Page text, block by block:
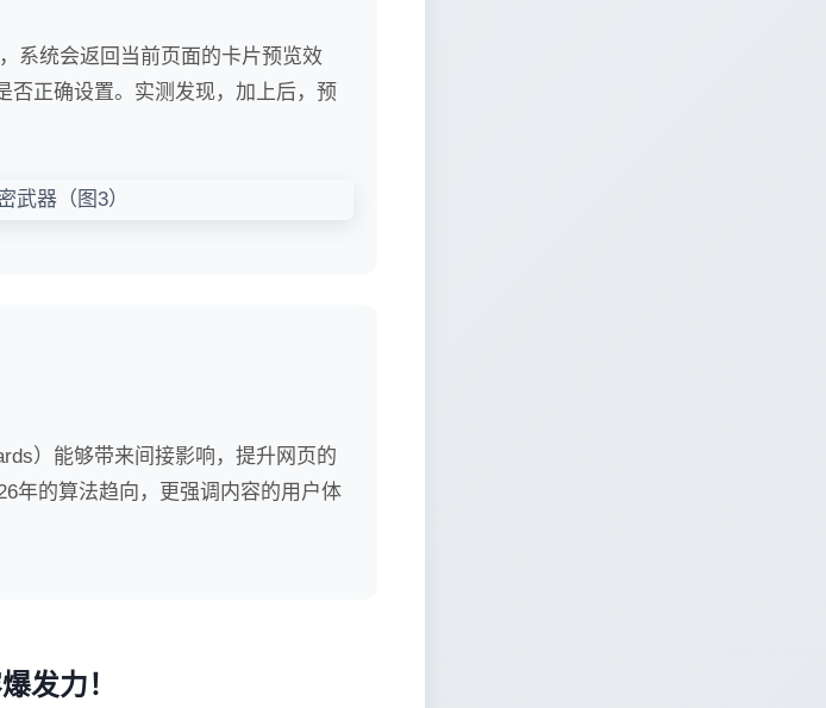
系统会返回当前页面的卡片预览效
否正确设置。实测发现，加上后，预
）能够带来间接影响，提升网页的
年的算法趋向，更强调内容的用户体
发力！